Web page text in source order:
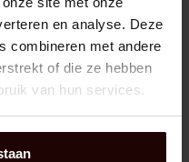
en analyse. Deze
combineren met andere
of die ze hebben
van hun services.